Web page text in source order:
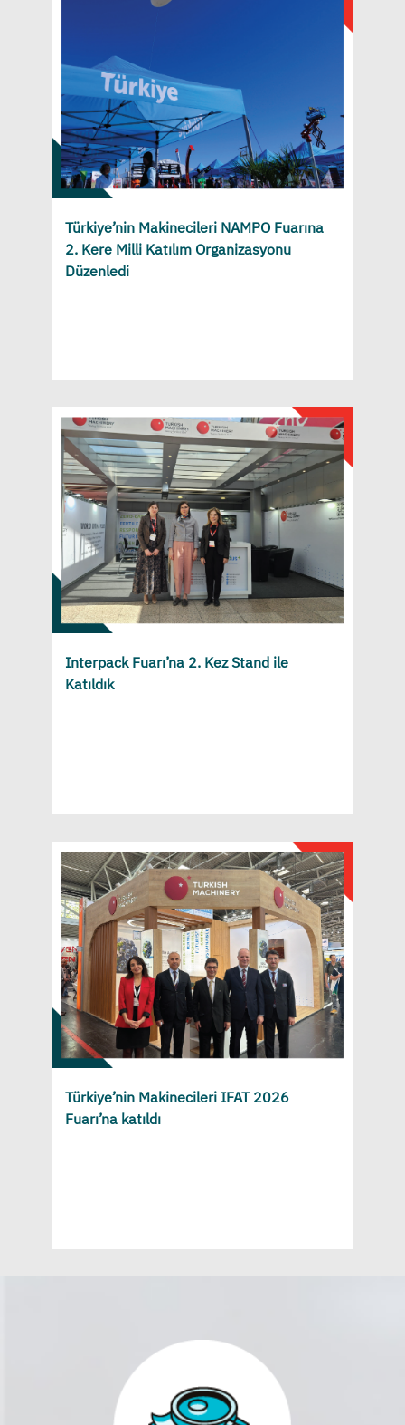
Türkiye’nin Makinecileri NAMPO Fuarına
2. Kere Milli Katılım Organizasyonu
Düzenledi
Interpack Fuarı’na 2. Kez Stand ile
Katıldık
Türkiye’nin Makinecileri IFAT 2026
Fuarı’na katıldı